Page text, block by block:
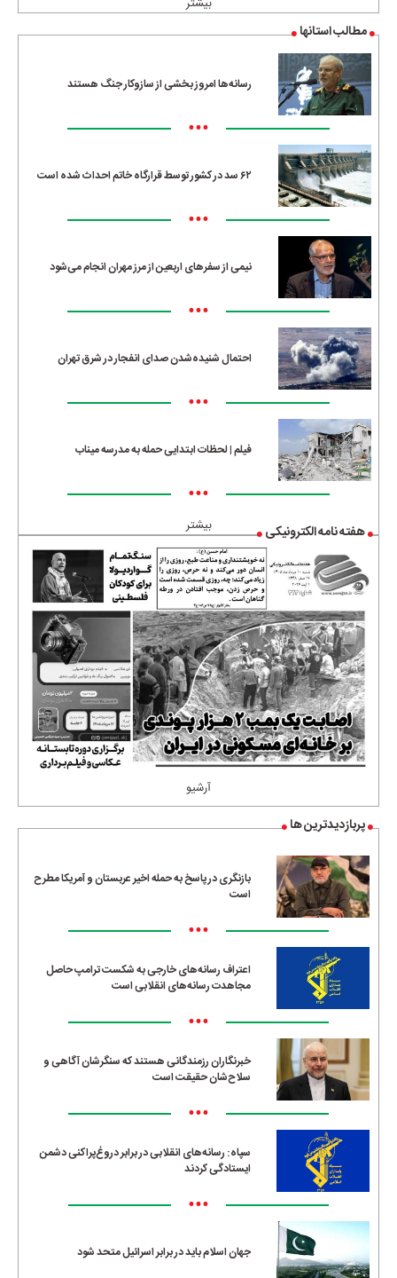
بیشتر
مطالب استانها
رسانه‌ها امروز بخشی از سازوکار جنگ هستند
•••
۶۲ سد در کشور توسط قرارگاه خاتم احداث شده است
•••
نیمی از سفرهای اربعین از مرز مهران انجام می‌شود
•••
احتمال شنیده‌شدن صدای انفجار در شرق تهران
•••
فیلم | لحظات ابتدایی حمله به مدرسه میناب
•••
بیشتر هفته نامه الکترونیکی
آرشیو
پربازدیدترین ها
بازنگری در پاسخ به حمله اخیر عربستان و آمریکا مطرح
است
•••
اعتراف رسانه‌های خارجی به شکست ترامپ حاصل
مجاهدت رسانه‌های انقلابی است
•••
خبرنگاران رزمندگانی هستند که سنگرشان آگاهی و
سلاح‌شان حقیقت است
•••
سپاه: رسانه‌های انقلابی در برابر دروغ‌پراکنی دشمن
ایستادگی کردند
•••
جهان اسلام باید در برابر اسرائیل متحد شود